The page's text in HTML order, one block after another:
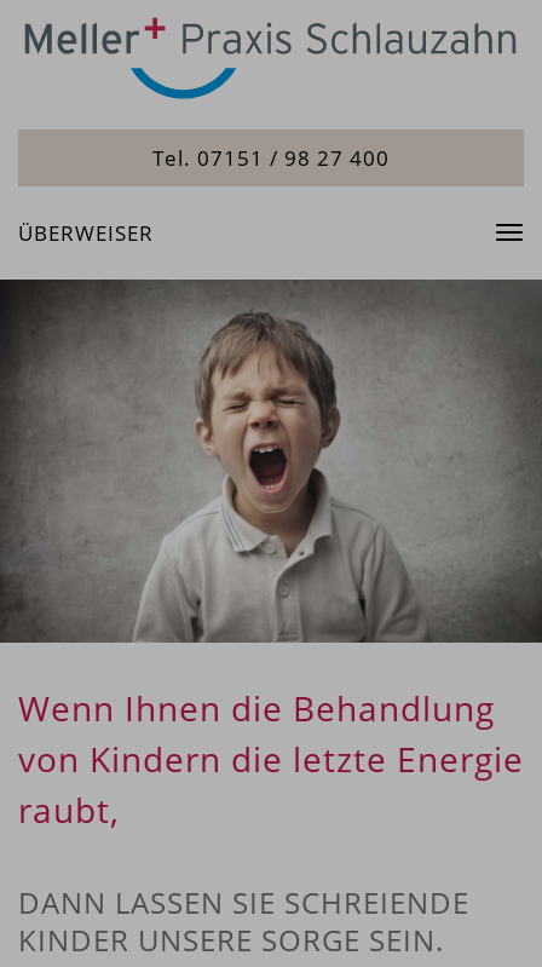
Tel. 07151 / 98 27 400
ÜBERWEISER
Wenn Ihnen die Behandlung
von Kindern die letzte Energie
raubt,
DANN LASSEN SIE SCHREIENDE
KINDER UNSERE SORGE SEIN.